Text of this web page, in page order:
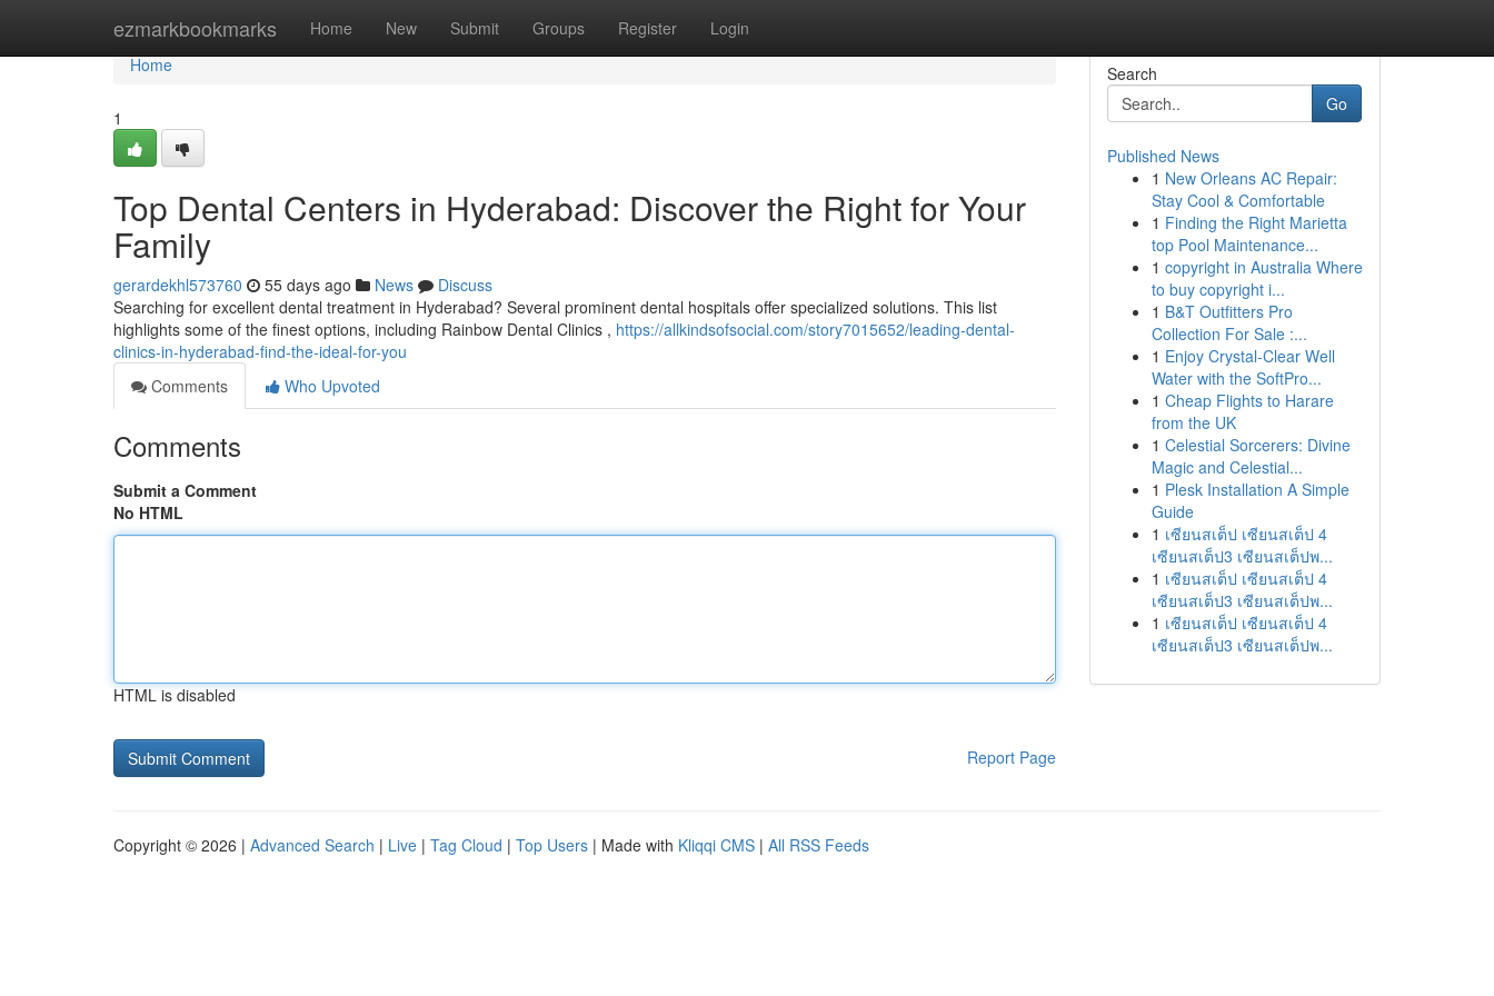
ezmarkbookmarks Home New Submit Groups Register Login
Home
Home
1
Top Dental Centers in Hyderabad: Discover the Right for Your
Family
gerardekhl573760 55 days ago News
Discuss
Searching for excellent dental treatment in Hyderabad? Several prominent dental hospitals offer specialized solutions. This list
highlights some of the finest options, including Rainbow Dental Clinics , https://allkindsofsocial.com/story7015652/leading-dental-
clinics-in-hyderabad-find-the-ideal-for-you
Comments
Who Upvoted
Comments
Submit a Comment
No HTML
HTML is disabled
Report Page
Search
Go
Published News
1 New Orleans AC Repair:
Stay Cool & Comfortable
1 Finding the Right Marietta
top Pool Maintenance...
1 copyright in Australia Where
to buy copyright i...
1 B&T Outfitters Pro
Collection For Sale :...
1 Enjoy Crystal-Clear Well
Water with the SoftPro...
1 Cheap Flights to Harare
from the UK
1 Celestial Sorcerers: Divine
Magic and Celestial...
1 Plesk Installation A Simple
Guide
1 เซียนสเต็ป เซียนสเต็ป 4
เซียนสเต็ป3 เซียนสเต็ปพ...
1 เซียนสเต็ป เซียนสเต็ป 4
เซียนสเต็ป3 เซียนสเต็ปพ...
1 เซียนสเต็ป เซียนสเต็ป 4
เซียนสเต็ป3 เซียนสเต็ปพ...
Copyright © 2026 | Advanced Search | Live | Tag Cloud | Top Users | Made with Kliqqi CMS | All RSS Feeds